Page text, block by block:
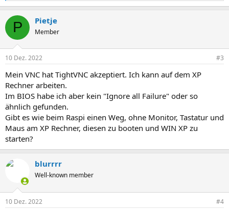
e
k
i
e
:
P Pietje
Member
10 Dez. 2022 #3
Mein VNC hat TightVNC akzeptiert. Ich kann auf dem XP
Rechner arbeiten.
Im BIOS habe ich aber kein "Ignore all Failure" oder so
ähnlich gefunden.
Gibt es wie beim Raspi einen Weg, ohne Monitor, Tastatur und
Maus am XP Rechner, diesen zu booten und WIN XP zu
starten?
blurrrr
Well-known member
10 Dez. 2022 #4